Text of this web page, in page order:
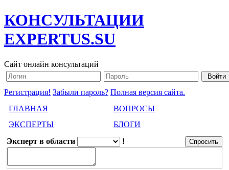
КОНСУЛЬТАЦИИ
EXPERTUS.SU
Сайт онлайн консультаций
Регистрация! Забыли пароль? Полная версия сайта.
ГЛАВНАЯ
ВОПРОСЫ
ЭКСПЕРТЫ
БЛОГИ
Эксперт в области
!